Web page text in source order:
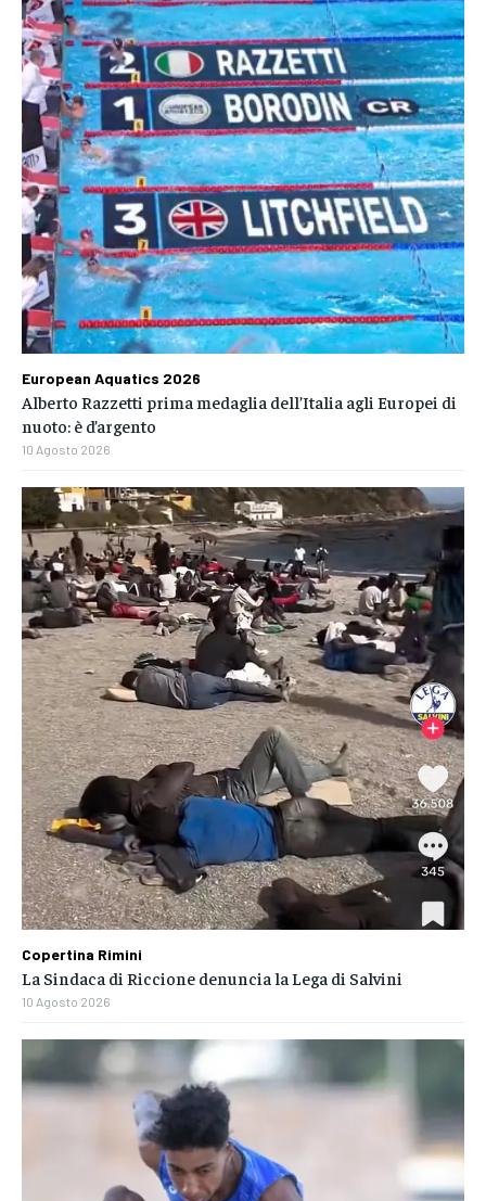
European Aquatics 2026
Alberto Razzetti prima medaglia dell’Italia agli Europei di
nuoto: è d’argento
10 Agosto 2026
Copertina Rimini
La Sindaca di Riccione denuncia la Lega di Salvini
10 Agosto 2026